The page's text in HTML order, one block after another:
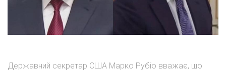
Державний секретар США Марко Рубіо вважає, що